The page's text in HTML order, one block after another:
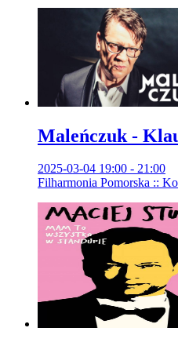
Maleńczuk -
2025-03-04 19:00 - 21:00
Filharmonia Pomorska ::